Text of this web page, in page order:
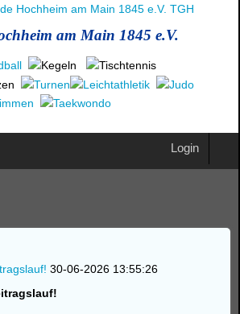
am Main 1845 e.V.
Login
30-06-2026 13:55:26